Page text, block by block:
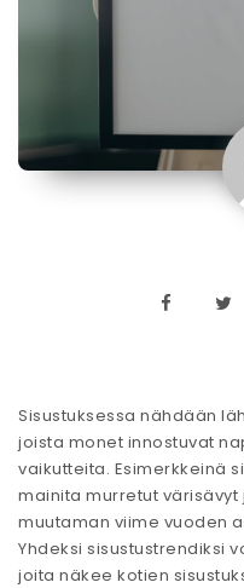
Sisustuksessa nähdään
joista monet innostuvat
vaikutteita. Esimerkkeinä
mainita murretut
muutaman viime vuoden
Yhdeksi sisustustrendiksi
joita näkee kotien